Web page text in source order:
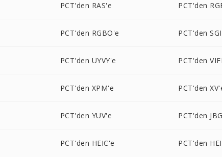
PCT'den RAS'e PCT'den
PCT'den RGBO'e PCT'den
PCT'den UYVY'e PCT'den
PCT'den XPM'e PCT'den
PCT'den YUV'e PCT'den
PCT'den HEIC'e PCT'den